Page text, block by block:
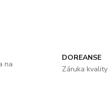
na
DOREANSE
Záruka kvality